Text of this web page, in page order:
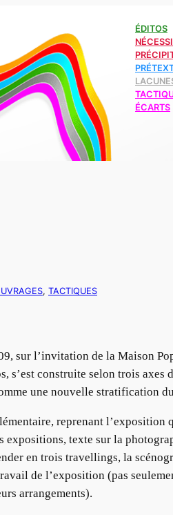
ÉDITOS
ÉCARTS
, TACTIQUES
sur l’invitation de la Maison
construite selon trois axes
une nouvelle stratification
reprenant
texte sur la
en trois travellings, la
de l’exposition (pas
arrangements).